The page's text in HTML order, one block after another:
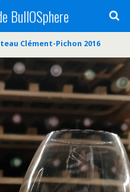
BullOSphere
Clément-Pichon 2016